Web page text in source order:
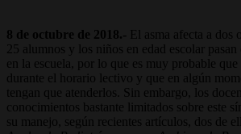
8 de octubre de 2018.- El asma afecta a dos
25 alumnos y los niños en edad escolar
en la escuela, por lo que es muy probable
durante el horario lectivo y que en algún
tengan que atenderlos. Sin embargo, los
conocimientos bastante limitados sobre este
su manejo, según recientes artículos, dos de